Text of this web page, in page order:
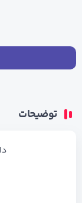
توضیحات